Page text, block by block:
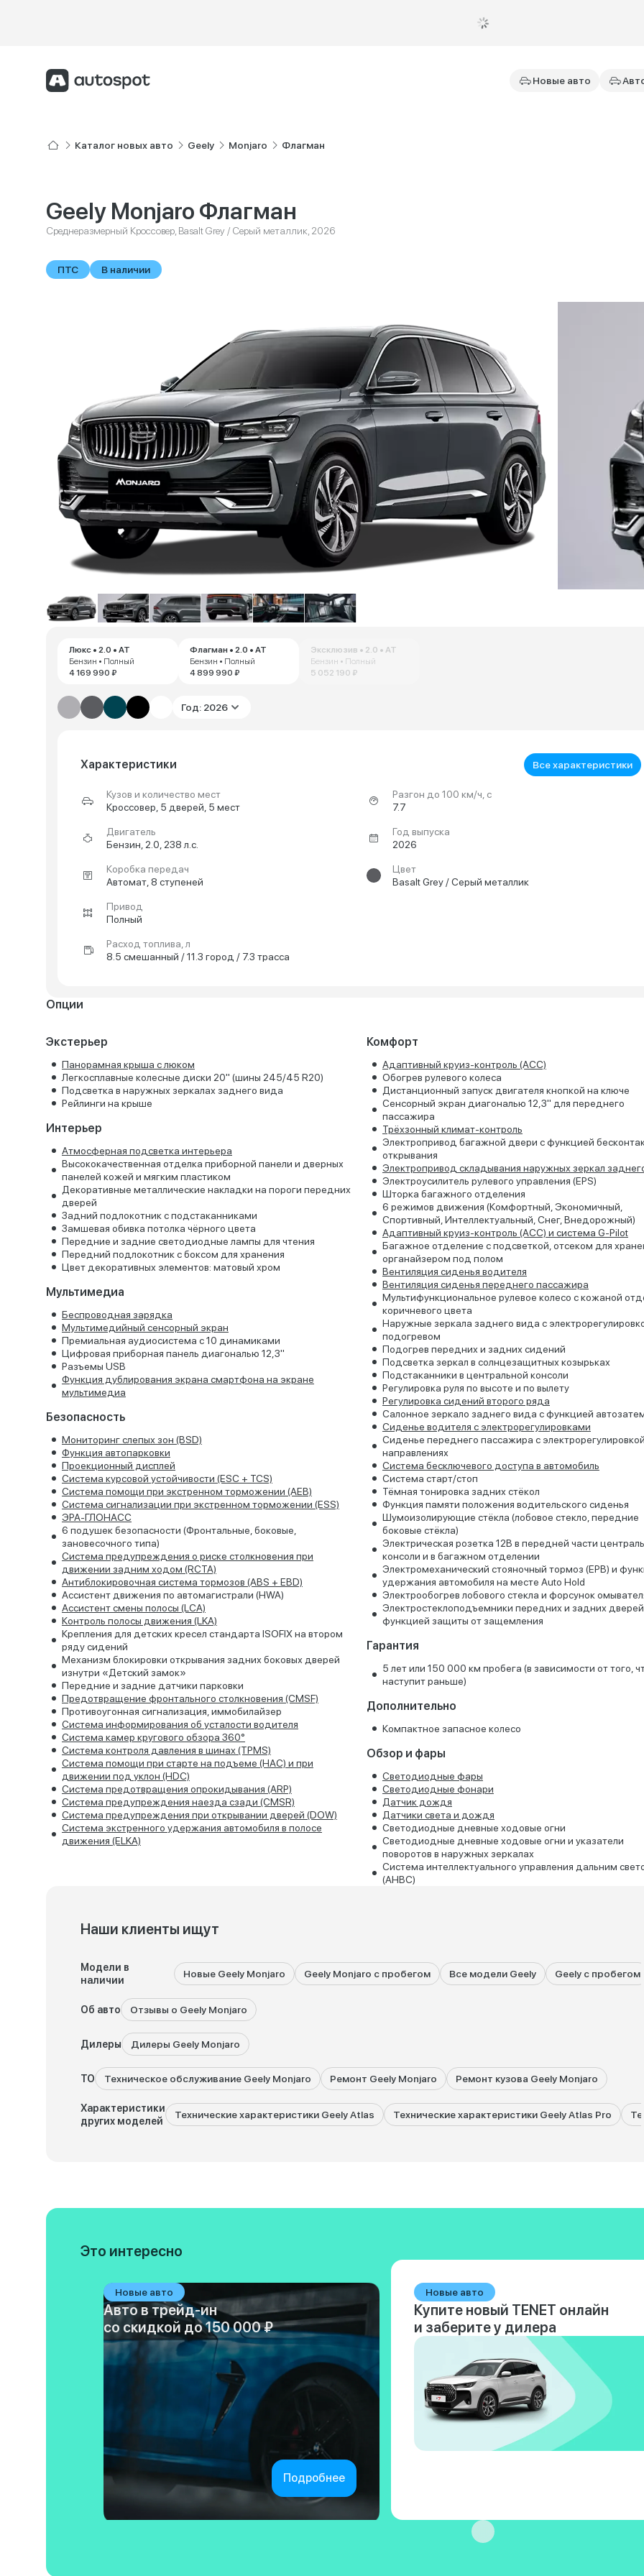
Новые авто
Каталог новых авто Geely Monjaro Флагман
Geely Monjaro Флагман
Среднеразмерный Кроссовер, Basalt Grey / Серый металлик, 2026
ПТС В наличии
Люкс • 2.0 • AT
Бензин • Полный
4 169 990 ₽
Флагман • 2.0 • AT
Бензин • Полный
4 899 990 ₽
Эксклюзив • 2.0 • AT
Бензин • Полный
5 052 190 ₽
Год: 2026
Характеристики Все характеристики
Кузов и количество мест
Кроссовер, 5 дверей, 5 мест
Двигатель
Бензин, 2.0, 238 л.с.
Коробка передач
Автомат, 8 ступеней
Привод
Полный
Расход топлива, л
8.5 смешанный / 11.3 город / 7.3 трасса
Разгон до 100 км/ч, с
7.7
Год выпуска
2026
Цвет
Basalt Grey / Серый металлик
Опции
Экстерьер
Панорамная крыша с люком
Легкосплавные колесные диски 20" (шины 245/45 R20)
Подсветка в наружных зеркалах заднего вида
Рейлинги на крыше
Интерьер
Атмосферная подсветка интерьера
Высококачественная отделка приборной панели и дверных
панелей кожей и мягким пластиком
Декоративные металлические накладки на пороги передних
дверей
Задний подлокотник с подстаканниками
Замшевая обивка потолка чёрного цвета
Передние и задние светодиодные лампы для чтения
Передний подлокотник с боксом для хранения
Цвет декоративных элементов: матовый хром
Мультимедиа
Беспроводная зарядка
Мультимедийный сенсорный экран
Премиальная аудиосистема с 10 динамиками
Цифровая приборная панель диагональю 12,3"
Разъемы USB
Функция дублирования экрана смартфона на экране
мультимедиa
Безопасность
Мониторинг слепых зон (BSD)
Функция автопарковки
Проекционный дисплей
Система курсовой устойчивости (ESC + TCS)
Система помощи при экстренном торможении (AEB)
Система сигнализации при экстренном торможении (ESS)
ЭРА-ГЛОНАСС
6 подушек безопасности (Фронтальные, боковые,
зановесочного типа)
Cистема предупреждения о риске столкновения при
движении задним ходом (RCTA)
Антиблокировочная система тормозов (ABS + EBD)
Ассистент движения по автомагистрали (HWA)
Ассистент смены полосы (LCA)
Контроль полосы движения (LKA)
Крепления для детских кресел стандарта ISOFIX на втором
ряду сидений
Механизм блокировки открывания задних боковых дверей
изнутри «Детский замок»
Передние и задние датчики парковки
Предотвращение фронтального столкновения (CMSF)
Противоугонная сигнализация, иммобилайзер
Система информирования об усталости водителя
Система камер кругового обзора 360°
Система контроля давления в шинах (TPMS)
Система помощи при старте на подъеме (HАC) и при
движении под уклон (HDC)
Система предотвращения опрокидывания (ARP)
Система предупреждения наезда сзади (CMSR)
Система предупреждения при открывании дверей (DOW)
Система экстренного удержания автомобиля в полосе
движения (ELKA)
Комфорт
Адаптивный круиз-контроль (ACC)
Обогрев рулевого колеса
Дистанционный запуск двигателя кнопкой на ключе
Сенсорный экран диагональю 12,3" для переднего
пассажира
Трёхзонный климат-контроль
Электропривод багажной двери с функцией
открывания
Электропривод складывания наружных зеркал
Электроусилитель рулевого управления (EPS)
Шторка багажного отделения
6 режимов движения (Комфортный, Экономичный,
Спортивный, Интеллектуальный, Снег, Внедорожный)
Адаптивный круиз-контроль (ACC) и система G-Pilot
Багажное отделение с подсветкой, отсеком для
органайзером под полом
Вентиляция сиденья водителя
Вентиляция сиденья переднего пассажира
Мультифункциональное рулевое колесо с кожаной
коричневого цвета
Наружные зеркала заднего вида с
подогревом
Подогрев передних и задних сидений
Подсветка зеркал в солнцезащитных козырьках
Подстаканники в центральной консоли
Регулировка руля по высоте и по вылету
Регулировка сидений второго ряда
Салонное зеркало заднего вида с функцией
Сиденье водителя с электрорегулировками
Сиденье переднего пассажира с
направлениях
Система бесключевого доступа в автомобиль
Система старт/стоп
Тёмная тонировка задних стёкол
Функция памяти положения водительского сиденья
Шумоизолирующие стёкла (лобовое стекло, передние
боковые стёкла)
Электрическая розетка 12В в передней части
консоли и в багажном отделении
Электромеханический стояночный тормоз (EPB) и
удержания автомобиля на месте Auto Hold
Электрообогрев лобового стекла и форсунок
Электростеклоподъемники передних и задних
функцией защиты от защемления
Гарантия
5 лет или 150 000 км пробега (в зависимости от того,
наступит раньше)
Дополнительно
Компактное запасное колесо
Обзор и фары
Светодиодные фары
Светодиодные фонари
Датчик дождя
Датчики света и дождя
Светодиодные дневные ходовые огни
Светодиодные дневные ходовые огни и указатели
поворотов в наружных зеркалах
Система интеллектуального управления дальним
(AHBC)
Наши клиенты ищут
Модели в
наличии
Новые Geely Monjaro Geely Monjaro с пробегом Все модели Geely Geely с пробегом
Об авто Отзывы о Geely Monjaro
Дилеры Дилеры Geely Monjaro
ТО Техническое обслуживание Geely Monjaro Ремонт Geely Monjaro Ремонт кузова Geely Monjaro
Характеристики
других моделей
Технические характеристики Geely Atlas Технические характеристики Geely Atlas Pro
Это интересно
Новые авто
Авто в трейд-ин
со скидкой до 150 000 ₽
Подробнее
Новые авто
Купите новый TENET онлайн
и заберите у дилера